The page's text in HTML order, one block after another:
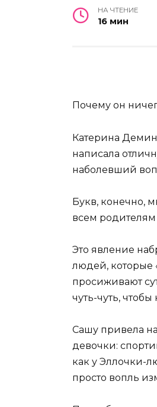
НА ЧТЕНИЕ
16 мин
Почему он
Катерина
написала
наболевший
Букв, конечно,
всем родителям
Это явление
людей, которые
просиживают
чуть-чуть, чтобы
Сашу привела
девочки:
как у Эллочки-
просто вопль